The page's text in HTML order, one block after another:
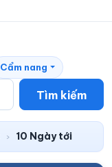
Tìm kiếm
Cẩm nang
› 10 Ngày tới